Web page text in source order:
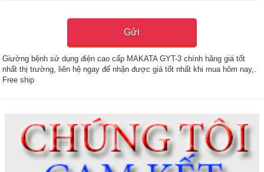
Giường bệnh sử dụng điện cao cấp MAKATA GYT-3 chính hãng giá tốt
nhất thị trường, liên hệ ngay để nhận được giá tốt nhất khi mua hôm nay,.
Free ship